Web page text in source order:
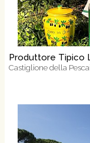
Produttore Tipico
Castiglione della